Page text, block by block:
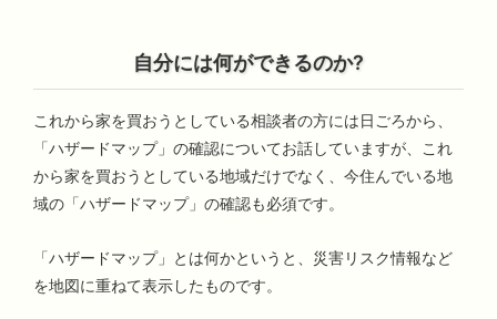
自分には何ができるのか?
これから家を買おうとしている相談者の方には日ごろから、
「ハザードマップ」の確認についてお話していますが、これ
から家を買おうとしている地域だけでなく、今住んでいる地
域の「ハザードマップ」の確認も必須です。
「ハザードマップ」とは何かというと、災害リスク情報など
を地図に重ねて表示したものです。